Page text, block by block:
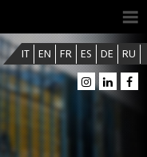
IT EN FR ES DE RU